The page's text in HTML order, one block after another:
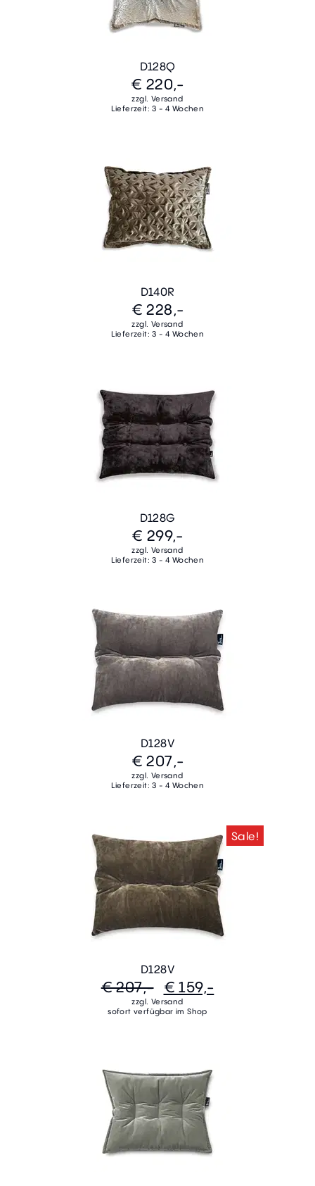
D128Q
€ 220,-
zzgl. Versand
Lieferzeit: 3 - 4 Wochen
D140R
€ 228,-
zzgl. Versand
Lieferzeit: 3 - 4 Wochen
D128G
€ 299,-
zzgl. Versand
Lieferzeit: 3 - 4 Wochen
D128V
€ 207,-
zzgl. Versand
Lieferzeit: 3 - 4 Wochen
Sale!
D128V
€ 207,- € 159,-
zzgl. Versand
sofort verfügbar im Shop